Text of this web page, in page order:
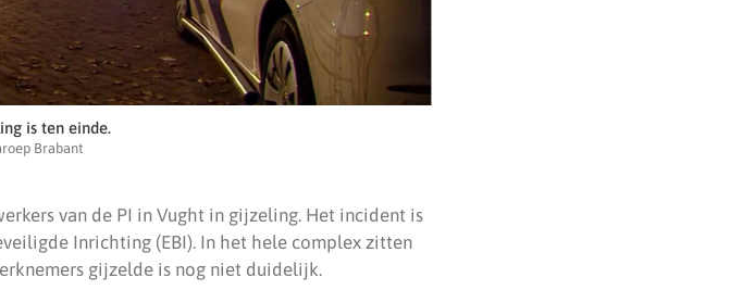
is ten einde.
Brabant
van de PI in Vught in gijzeling. Het incident is
Inrichting (EBI). In het hele complex zitten
gijzelde is nog niet duidelijk.